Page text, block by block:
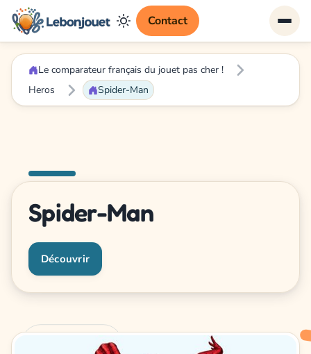
Contact
Le comparateur français du jouet pas cher !
Heros
Spider-Man
Spider-Man
Découvrir